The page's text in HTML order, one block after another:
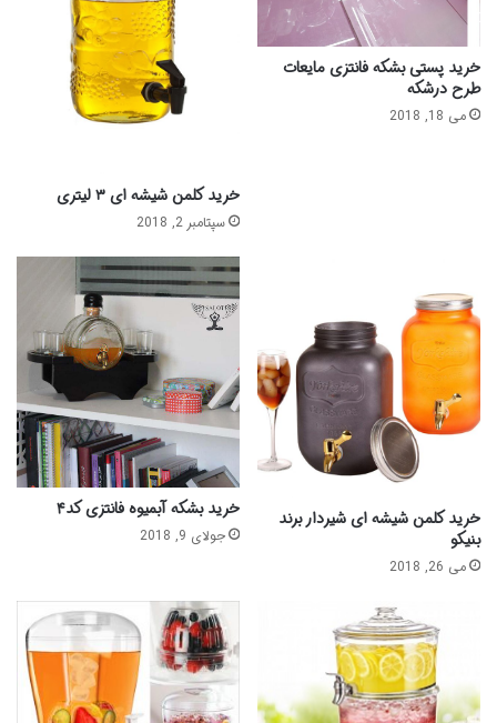
خرید پستی بشکه فانتزی مایعات
طرح درشکه
می 18, 2018
خرید کلمن شیشه ای ۳ لیتری
سپتامبر 2, 2018
خرید کلمن شیشه ای شیردار برند
بنیکو
می 26, 2018
خرید بشکه آبمیوه فانتزی کد۴
جولای 9, 2018